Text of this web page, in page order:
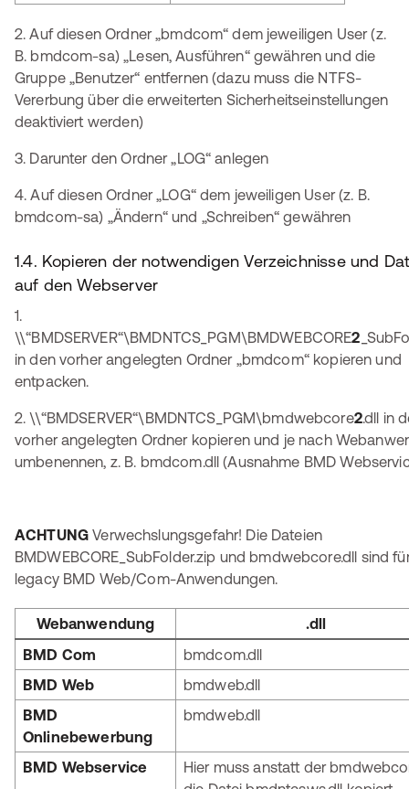
2. Auf diesen Ordner „bmdcom“ dem jeweiligen User (z.
B. bmdcom-sa) „Lesen, Ausführen“ gewähren und die
Gruppe „Benutzer“ entfernen (dazu muss die NTFS-
Vererbung über die erweiterten Sicherheitseinstellungen
deaktiviert werden)
3. Darunter den Ordner „LOG“ anlegen
4. Auf diesen Ordner „LOG“ dem jeweiligen User (z. B.
bmdcom-sa) „Ändern“ und „Schreiben“ gewähren
1.4. Kopieren der notwendigen Verzeichnisse und
auf den Webserver
1.
\\“BMDSERVER“\BMDNTCS_PGM\BMDWEBCORE2
in den vorher angelegten Ordner „bmdcom“ kopieren und
entpacken.
2. \\“BMDSERVER“\BMDNTCS_PGM\bmdwebcore2.dll in
vorher angelegten Ordner kopieren und je nach
umbenennen, z. B. bmdcom.dll (Ausnahme BMD
ACHTUNG Verwechslungsgefahr! Die Dateien
BMDWEBCORE_SubFolder.zip und bmdwebcore.dll sind
legacy BMD Web/Com-Anwendungen.
Webanwendung
.dll
BMD Com
bmdcom.dll
BMD Web
bmdweb.dll
BMD
Onlinebewerbung
bmdweb.dll
BMD Webservice
Hier muss anstatt der